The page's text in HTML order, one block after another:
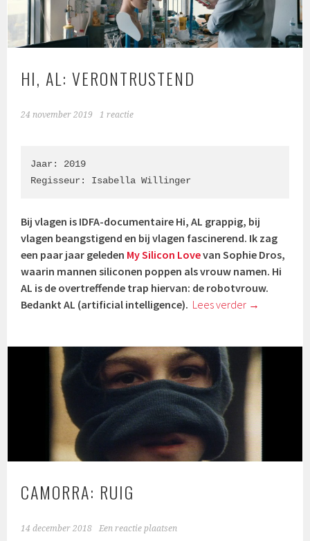
HI, AL: VERONTRUSTEND
24 november 2019 1 reactie
Jaar: 2019
Regisseur: Isabella Willinger
Bij vlagen is IDFA-documentaire Hi, AL grappig, bij
vlagen beangstigend en bij vlagen fascinerend. Ik zag
een paar jaar geleden My Silicon Lovevan Sophie Dros,
waarin mannen siliconen poppen als vrouw namen. Hi
AL is de overtreffende trap hiervan: de robotvrouw.
Bedankt AL (artificial intelligence). Lees verder →
CAMORRA: RUIG
14 december 2018 Een reactie plaatsen